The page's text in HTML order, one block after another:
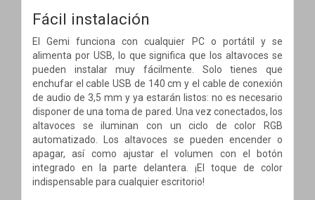
Fácil instalación
El Gemi funciona con cualquier PC o portátil y se
alimenta por USB, lo que significa que los altavoces se
pueden instalar muy fácilmente. Solo tienes que
enchufar el cable USB de 140 cm y el cable de conexión
de audio de 3,5 mm y ya estarán listos: no es necesario
disponer de una toma de pared. Una vez conectados, los
altavoces se iluminan con un ciclo de color RGB
automatizado. Los altavoces se pueden encender o
apagar, así como ajustar el volumen con el botón
integrado en la parte delantera. ¡El toque de color
indispensable para cualquier escritorio!